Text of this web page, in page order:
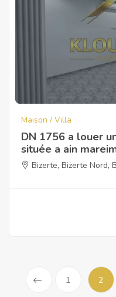
Maison / Villa
DN 1756 a louer
située a ain
Bizerte, Bizerte Nord,
1 2